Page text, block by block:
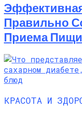
Правильно
Приема
КРАСОТА И